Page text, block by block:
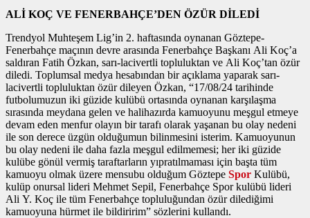
ALİ KOÇ VE FENERBAHÇE’DEN ÖZÜR DİLEDİ
Trendyol Muhteşem Lig’in 2. haftasında oynanan Göztepe-
Fenerbahçe maçının devre arasında Fenerbahçe Başkanı Ali Koç’a
saldıran Fatih Özkan, sarı-lacivertli topluluktan ve Ali Koç’tan özür
diledi. Toplumsal medya hesabından bir açıklama yaparak sarı-
lacivertli topluluktan özür dileyen Özkan, “17/08/24 tarihinde
futbolumuzun iki güzide kulübü ortasında oynanan karşılaşma
sırasında meydana gelen ve halihazırda kamuoyunu meşgul etmeye
devam eden menfur olayın bir tarafı olarak yaşanan bu olay nedeni
ile son derece üzgün olduğumun bilinmesini isterim. Kamuoyunun
bu olay nedeni ile daha fazla meşgul edilmemesi; her iki güzide
kulübe gönül vermiş taraftarların yıpratılmaması için başta tüm
kamuoyu olmak üzere mensubu olduğum Göztepe Spor Kulübü,
kulüp onursal lideri Mehmet Sepil, Fenerbahçe Spor kulübü lideri
Ali Y. Koç ile tüm Fenerbahçe topluluğundan özür dilediğimi
kamuoyuna hürmet ile bildiririm” sözlerini kullandı.